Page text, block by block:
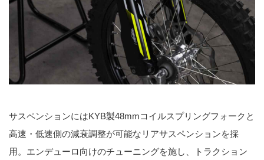
サスペンションにはKYB製48mmコイルスプリングフォークと
高速・低速側の減衰調整が可能なリアサスペンションを採
用。エンデューロ向けのチューニングを施し、トラクション